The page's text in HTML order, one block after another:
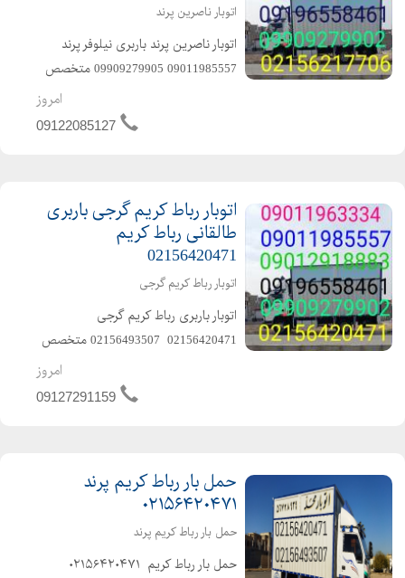
اتوبار ناصرین پرند
️اتوبار ناصرین پرند باربری نیلوفر پرند️
09011985557 ️09909279905 ️متخصص
در حمل و نقل اثاثیه منزل وجهیزیه و
مبلمان و شرکتها و غیره ️باکادر مجرب و
امروز
09122085127
اتوبار رباط کریم گرجی باربری
طالقانی رباط کریم
02156420471
اتوبار رباط کریم گرجی
️اتوبار باربری رباط کریم گرجی️️
02156420471 ️️ 02156493507 ️متخصص
در حمل و نقل اثاثیه منزل وجهیزیه و
مبلمان و شرکتها و غیره ️باکادر مجرب و
امروز
09127291159
حمل بار رباط کریم پرند
۰۲۱۵۶۴۲۰۴۷۱
حمل بار رباط کریم پرند
️حمل بار رباط کریم ️ ۰۲۱۵۶۴۲۰۴۷۱